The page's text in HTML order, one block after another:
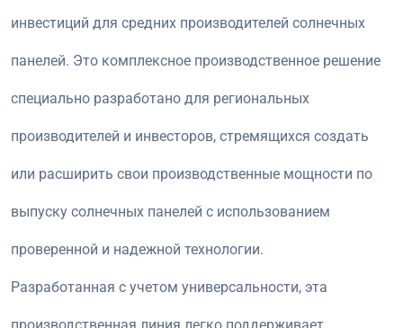
инвестиций для средних производителей солнечных
панелей. Это комплексное производственное решение
специально разработано для региональных
производителей и инвесторов, стремящихся создать
или расширить свои производственные мощности по
выпуску солнечных панелей с использованием
проверенной и надежной технологии.
Разработанная с учетом универсальности, эта